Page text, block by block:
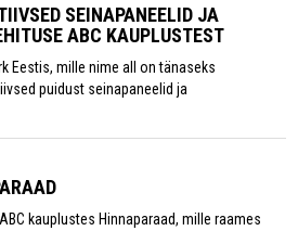
SEINAPANEELID JA
ABC KAUPLUSTEST
Eestis, mille nime all on tänaseks
puidust seinapaneelid ja
kauplustes Hinnaparaad, mille raames